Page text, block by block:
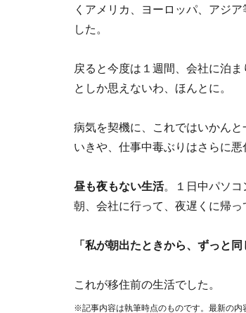
くアメリカ、ヨーロッパ、アジ
した。
戻ると今度は１週間、会社に泊
としか思えないわ、ほんとに。
病気を契機に、これではいかん
いきや、仕事中毒ぶりはさらに悪
昼も夜もない生活。１日中パソコ
朝、会社に行って、夜遅くに帰っ
「私が朝出たときから、ずっと
これが移住前の生活でした。
※記事内容は執筆時点のものです。最新の内